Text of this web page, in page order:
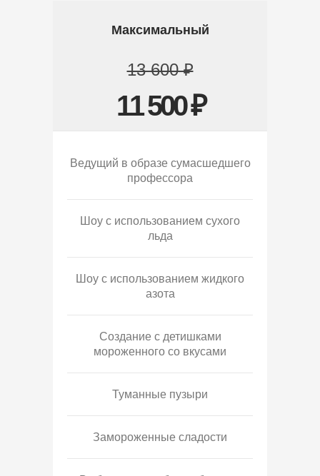
Максимальный
13 600 ₽
11 500 ₽
Ведущий в образе сумасшедшего
профессора
Шоу с использованием сухого
льда
Шоу с использованием жидкого
азота
Создание с детишками
мороженного со вкусами
Туманные пузыри
Замороженные сладости